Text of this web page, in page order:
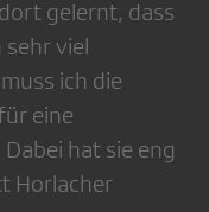
gelernt, dass
sehr viel
ich die
eine
hat sie eng
Horlacher